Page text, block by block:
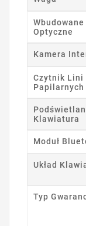
Optyczne
Kamera
Czytnik Lini
Papilarnych
Klawiatura
Moduł
Układ
Typ